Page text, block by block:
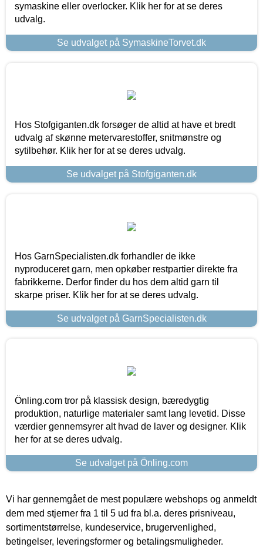
symaskine eller overlocker. Klik her for at se deres
udvalg.
Se udvalget på SymaskineTorvet.dk
Hos Stofgiganten.dk forsøger de altid at have et bredt
udvalg af skønne metervarestoffer, snitmønstre og
sytilbehør. Klik her for at se deres udvalg.
Se udvalget på Stofgiganten.dk
Hos GarnSpecialisten.dk forhandler de ikke
nyproduceret garn, men opkøber restpartier direkte fra
fabrikkerne. Derfor finder du hos dem altid garn til
skarpe priser. Klik her for at se deres udvalg.
Se udvalget på GarnSpecialisten.dk
Önling.com tror på klassisk design, bæredygtig
produktion, naturlige materialer samt lang levetid. Disse
værdier gennemsyrer alt hvad de laver og designer. Klik
her for at se deres udvalg.
Se udvalget på Önling.com
Vi har gennemgået de mest populære webshops og anmeldt
dem med stjerner fra 1 til 5 ud fra bl.a. deres prisniveau,
sortimentstørrelse, kundeservice, brugervenlighed,
betingelser, leveringsformer og betalingsmuligheder.